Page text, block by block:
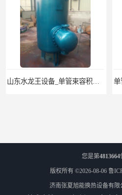
您是第4813664
版权所有 ©2026-08-06 鲁
济南张夏旭能换热设备有限